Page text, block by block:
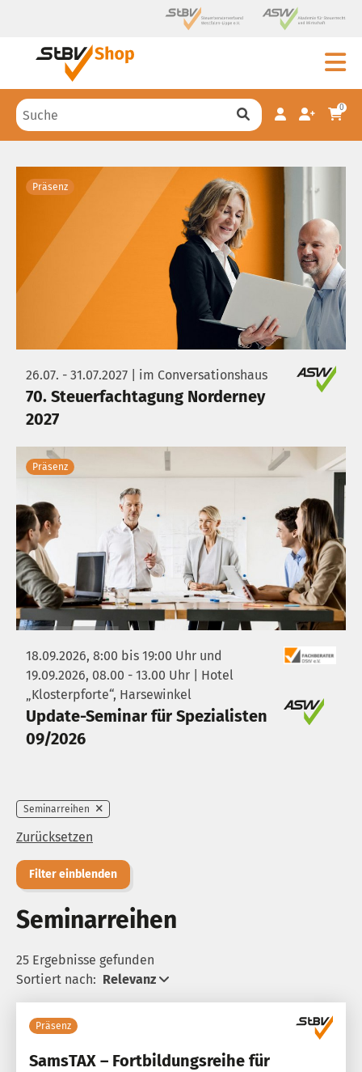
0
Präsenz
26.07. - 31.07.2027 | im Conversationshaus
70. Steuerfachtagung Norderney
2027
Präsenz
18.09.2026, 8:00 bis 19:00 Uhr und
19.09.2026, 08.00 - 13.00 Uhr | Hotel
„Klosterpforte“, Harsewinkel
Update-Seminar für Spezialisten
09/2026
Seminarreihen
Zurücksetzen
Filter einblenden
Seminarreihen
25 Ergebnisse gefunden
Sortiert nach: Relevanz
Präsenz
SamsTAX – Fortbildungsreihe für